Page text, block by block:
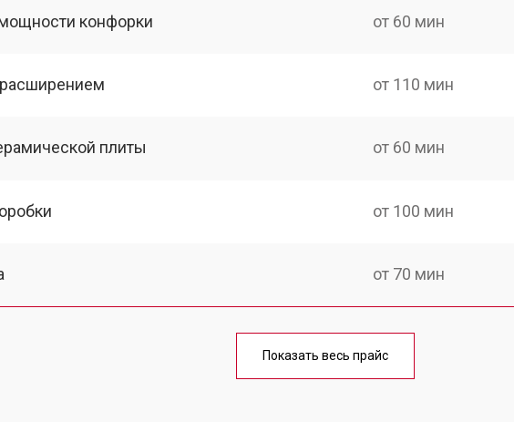
конфорки от 60 мин
от 110 мин
плиты от 60 мин
от 100 мин
от 70 мин
от 120 мин
Показать весь прайс